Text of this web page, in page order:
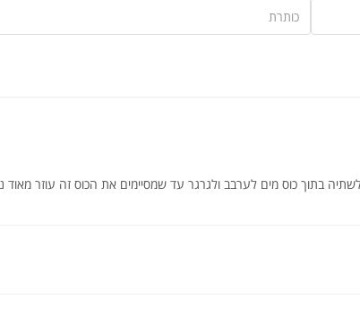
בתוך כוס מים לערבב ולגרגר עד שמסיימים את הכוס זה עוזר מאוד